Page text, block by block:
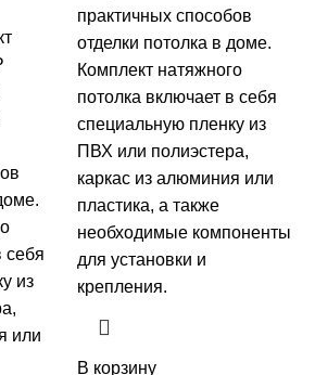
Текущая
6590,00 ₽.
себя
из
или
практичных способов
отделки потолка в доме.
Комплект натяжного
потолка включает в себя
специальную пленку из
ПВХ или полиэстера,
каркас из алюминия или
пластика, а также
необходимые компоненты
для установки и
крепления.
В корзину